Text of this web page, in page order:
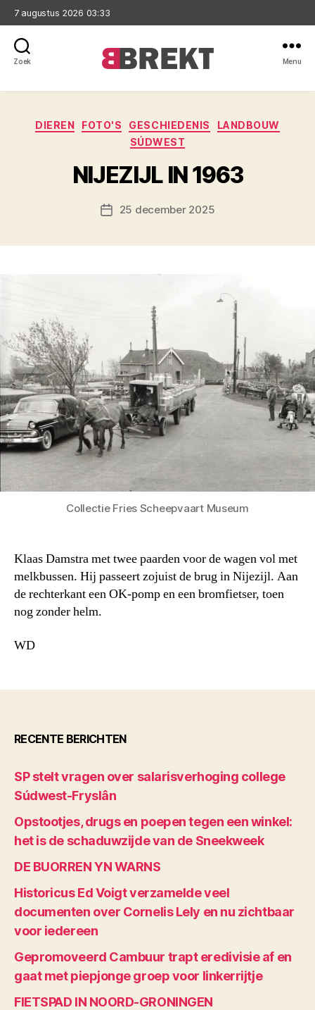
7 augustus 2026 03:33
Zoek Menu
Categorieën
DIEREN FOTO'S GESCHIEDENIS
LANDBOUW
SÚDWEST
NIJEZIJL IN 1963
Berichtdatum
25 december 2025
Collectie Fries Scheepvaart Museum
Klaas Damstra met twee paarden voor de wagen vol met
melkbussen. Hij passeert zojuist de brug in Nijezijl. Aan
de rechterkant een OK-pomp en een bromfietser, toen
nog zonder helm.
WD
RECENTE BERICHTEN
SP stelt vragen over salarisverhoging college
Súdwest-Fryslân
Opstootjes, drugs en poepen tegen een winkel:
het is de schaduwzijde van de Sneekweek
DE BUORREN YN WARNS
Historicus Ed Voigt verzamelde veel
documenten over Cornelis Lely en nu zichtbaar
voor iedereen
Gepromoveerd Cambuur trapt eredivisie af en
gaat met piepjonge groep voor linkerrijtje
FIETSPAD IN NOORD-GRONINGEN